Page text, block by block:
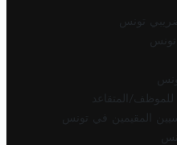
تونس
المتقاعد
المقيمين في تونس